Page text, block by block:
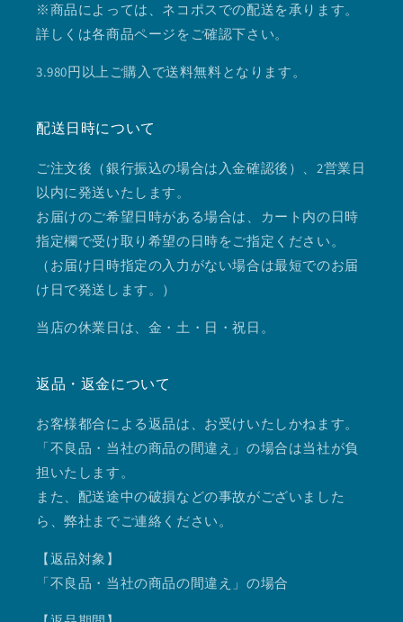
※商品によっては、ネコポスでの配送を承ります。
詳しくは各商品ページをご確認下さい。
3.980円以上ご購入で送料無料となります。
配送日時について
ご注文後（銀行振込の場合は入金確認後）、2営業日
以内に発送いたします。
お届けのご希望日時がある場合は、カート内の日時
指定欄で受け取り希望の日時をご指定ください。
（お届け日時指定の入力がない場合は最短でのお届
け日で発送します。）
当店の休業日は、金・土・日・祝日。
返品・返金について
お客様都合による返品は、お受けいたしかねます。
「不良品・当社の商品の間違え」の場合は当社が負
担いたします。
また、配送途中の破損などの事故がございました
ら、弊社までご連絡ください。
【返品対象】
「不良品・当社の商品の間違え」の場合